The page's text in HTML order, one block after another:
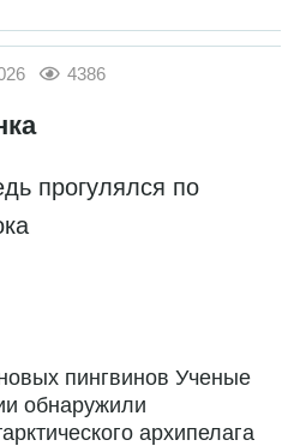
4386
прогулялся по
пингвинов Ученые
обнаружили
архипелага